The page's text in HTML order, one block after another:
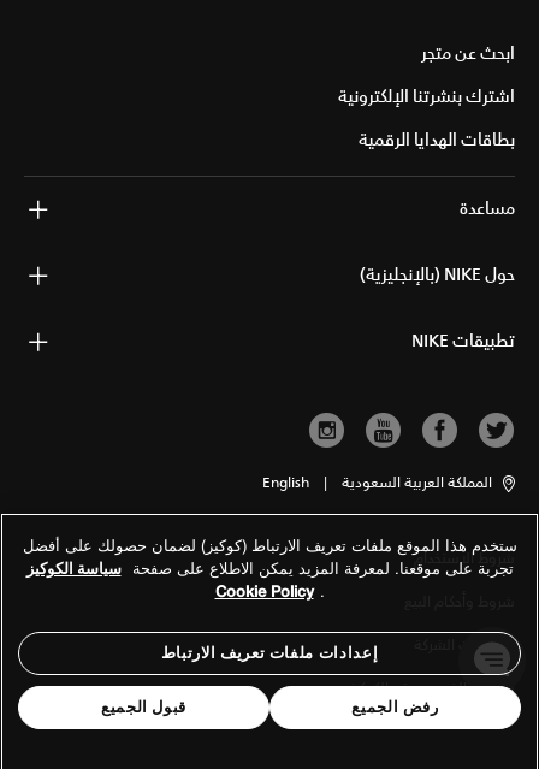
ابحث عن متجر
اشترك بنشرتنا الإلكترونية
بطاقات الهدايا الرقمية
مساعدة
حول NIKE (بالإنجليزية)
تطبيقات NIKE
المملكة العربية السعودية |
English
شروط الاستخدام
معلومات الشركة
سياسة الخصوصية والكوكيز
ستخدم هذا الموقع ملفات تعريف الارتباط (كوكيز) لضمان حصولك على أفضل
تجربة على موقعنا. لمعرفة المزيد يمكن الاطلاع على صفحة سياسة الكوكيز
.
Cookie Policy
إعدادات ملفات تعريف الارتباط
رفض الجميع قبول الجميع